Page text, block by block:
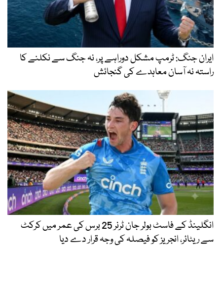
ایران جنگ: ٹرمپ مشکل دوراہے پر، نہ جنگ سے نکلنے کا
راستہ نہ آسان معاہدے کی گنجائش
انگلینڈ کے فاسٹ بولر جان ٹرنر 25 برس کی عمر میں کرکٹ
سے ریٹائر، انجریز کو فیصلہ کی وجہ قرار دے دیا